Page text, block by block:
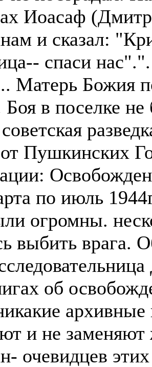
Иоасаф
и сказал:
спаси
Матерь Божия
Боя в поселке
Пушкинских
по июль
огромны.
выбить врага.
об
архивные
и не
очевидцев